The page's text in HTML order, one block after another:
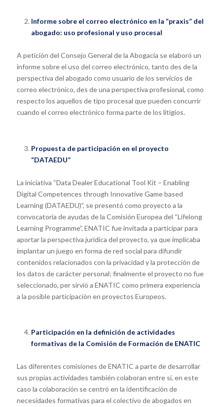
Informe sobre el correo electrónico en la “praxis” del
abogado: uso profesional y uso procesal
A petición del Consejo General de la Abogacía se elaboró un
informe sobre el uso del correo electrónico, tanto des de la
perspectiva del abogado como usuario de los servicios de
correo electrónico, des de una perspectiva profesional, como
respecto los aquellos de tipo procesal que pueden concurrir
cuando el correo electrónico forma parte de los litigios.
Propuesta de participación en el proyecto
“DATAEDU”
La iniciativa “Data Dealer Educational Tool Kit – Enabling
Digital Competences through Innovative Game based
Learning (DATAEDU)”, se presentó como proyecto a la
convocatoria de ayudas de la Comisión Europea del “Lifelong
Learning Programme”, ENATIC fue invitada a participar para
aportar la perspectiva jurídica del proyecto, ya que implicaba
implantar un juego en forma de red social para difundir
contenidos relacionados con la privacidad y la protección de
los datos de carácter personal; finalmente el proyecto no fue
seleccionado, per sirvió a ENATIC como primera experiencia
a la posible participación en proyectos Europeos.
Participación en la definición de actividades
formativas de la Comisión de Formación de ENATIC
Las diferentes comisiones de ENATIC a parte de desarrollar
sus propias actividades también colaboran entre sí, en este
caso la colaboración se centró en la identificación de
necesidades formativas para el colectivo de abogados en